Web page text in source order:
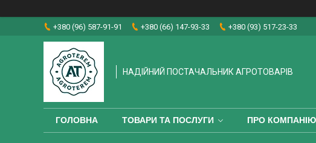
+380 (96) 587-91-91 +380 (66) 147-93-33 +380 (93) 517-23-33
НАДІЙНИЙ ПОСТАЧАЛЬНИК АГРОТОВАРІВ
ГОЛОВНА ТОВАРИ ТА ПОСЛУГИ ПРО КОМПАНІЮ